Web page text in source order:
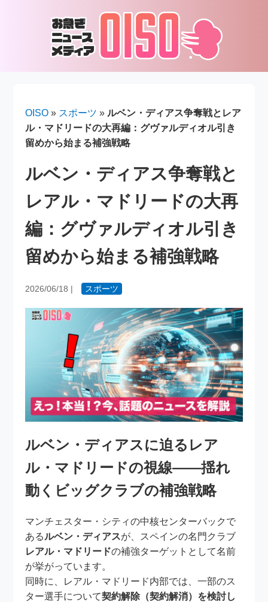
OISO » スポーツ » ルベン・ディアス争奪戦とレア
ル・マドリードの大再編：グヴァルディオル引き
留めから始まる補強戦略
ルベン・ディアス争奪戦と
レアル・マドリードの大再
編：グヴァルディオル引き
留めから始まる補強戦略
2026/06/18 | スポーツ
ルベン・ディアスに迫るレア
ル・マドリードの視線――揺れ
動くビッグクラブの補強戦略
マンチェスター・シティの中核センターバックで
あるルベン・ディアスが、スペインの名門クラブ
レアル・マドリードの補強ターゲットとして名前
が挙がっています。
同時に、レアル・マドリード内部では、一部のス
ター選手について契約解除（契約解消）を検討し